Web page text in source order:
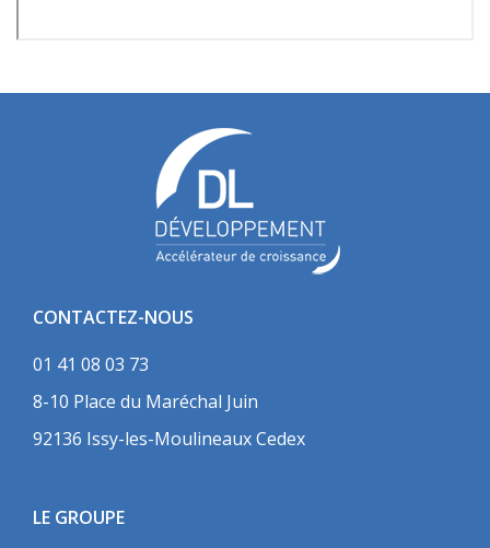
CONTACTEZ-NOUS
01 41 08 03 73
8-10 Place du Maréchal Juin
92136 Issy-les-Moulineaux Cedex
LE GROUPE